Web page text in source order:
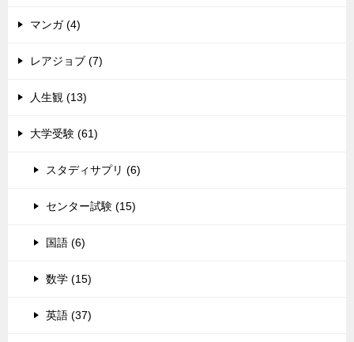
マンガ (4)
レアジョブ (7)
人生観 (13)
大学受験 (61)
スタディサプリ (6)
センター試験 (15)
国語 (6)
数学 (15)
英語 (37)